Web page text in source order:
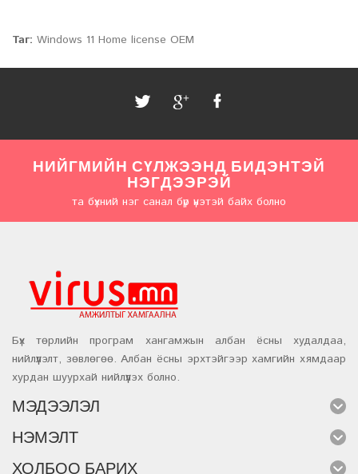
Таг: Windows 11 Home license OEM
НИЙГМИЙН СҮЛЖЭЭНД БИДЭНТЭЙ
НЭГДЭЭРЭЙ
та бүхний нэг санал бүр үнэтэй байх болно
Бүх төрлийн програм хангамжын албан ёсны худалдаа,
нийлүүлэлт, зөвлөгөө. Албан ёсны эрхтэйгээр хамгийн хямдаар
хурдан шуурхай нийлүүлэх болно.
МЭДЭЭЛЭЛ
НЭМЭЛТ
ХОЛБОО БАРИХ